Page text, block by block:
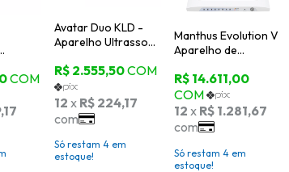
Avatar Duo KLD -
Aparelho Ultrassom
Só restam4 em
estoque!
Manthus Evolution V
Aparelho de
Correntes +
Aplicadores
Corporais (G e P) +
Aplicador 40KHz +
Aplicador Facial -
KLD
Só restam4 em
estoque!